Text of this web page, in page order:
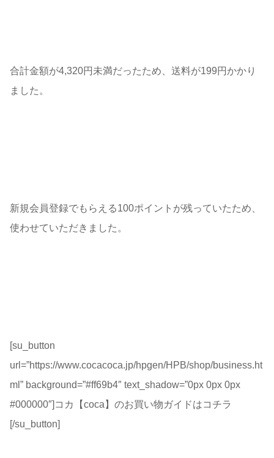
合計金額が4,320円未満だったため、送料が199円かかり
ました。
新規会員登録でもらえる100ポイントが残っていたため、
使わせていただきました。
[su_button
url=”https://www.cocacoca.jp/hpgen/HPB/shop/business.ht
ml” background=”#ff69b4″ text_shadow=”0px 0px 0px
#000000″]コカ【coca】のお買い物ガイドはコチラ
[/su_button]